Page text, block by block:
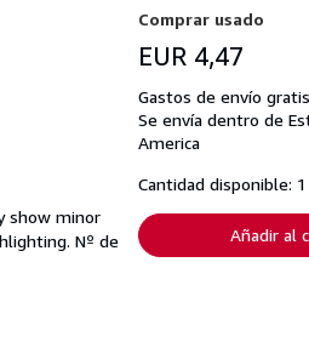
show minor
Nº de
Comprar usado
EUR 4,47
Gastos de envío gratis
Se envía dentro de
America
Cantidad disponible:
Añadir al